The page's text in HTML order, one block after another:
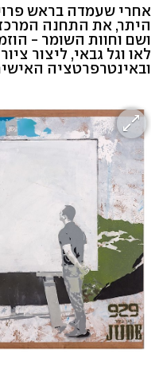
אחרי שעמדה בראש
היתר, את התחנה
ושם וחוות השומר -
לאו וגל גבאי, ליצור
ובאינטרפרטציה